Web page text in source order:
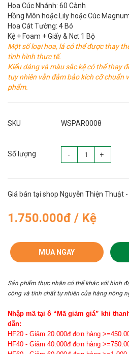
Hoa Cúc Nhánh: 60 Cành
Hồng Môn hoặc Lily hoặc Cúc
Hoa Cát Tường: 4 Bó
Kệ + Foam + Giấy & Nơ: 1 Bộ
Một số loại hoa, lá có thể được thay
tình hình thực tế.
Kiểu dáng và màu sắc kệ có thể thay
tuy nhiên vẫn đảm bảo kích cỡ chuẩn
phẩm.
SKU WSPAR0008
Số lượng - +
Giá bán tại shop Nguyễn Thiện Thuật -
1.750.000đ / Kệ
MUA NGAY
Sản phẩm thực nhận có thể khác với hình
công và tính chất tự nhiên của hàng nông
Nhập mã tại ô “Mã giảm giá” khi
dẫn:
HF20 - Giảm 20.000đ đơn hàng
HF40 - Giảm 40.000đ đơn hàng